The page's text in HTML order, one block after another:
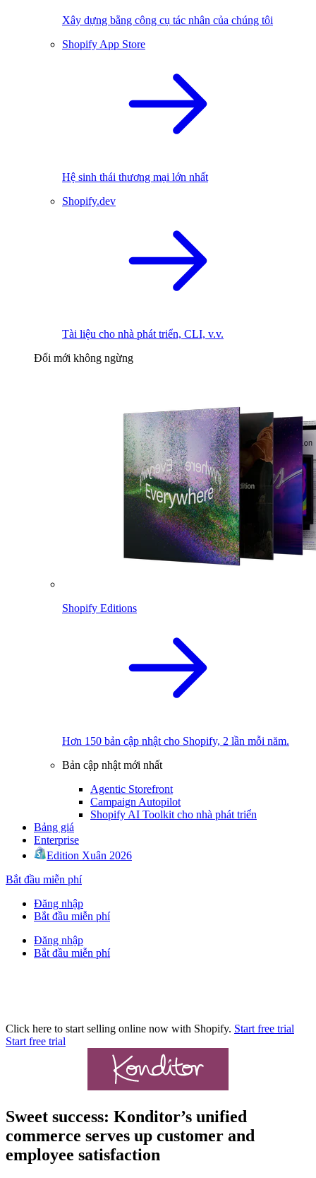
Xây dựng bằng công cụ tác nhân của chúng tôi
Shopify App Store
Hệ sinh thái thương mại lớn nhất
Shopify.dev
Tài liệu cho nhà phát triển, CLI, v.v.
Đổi mới không ngừng
Shopify Editions
Hơn 150 bản cập nhật cho Shopify, 2 lần mỗi năm.
Bản cập nhật mới nhất
Agentic Storefront
Campaign Autopilot
Shopify AI Toolkit cho nhà phát triển
Bảng giá
Enterprise
Edition Xuân 2026
Bắt đầu miễn phí
Đăng nhập
Bắt đầu miễn phí
Đăng nhập
Bắt đầu miễn phí
Click here to start selling online now with Shopify. Start free trial
Start free trial
Sweet success: Konditor’s unified
commerce serves up customer and
employee satisfaction